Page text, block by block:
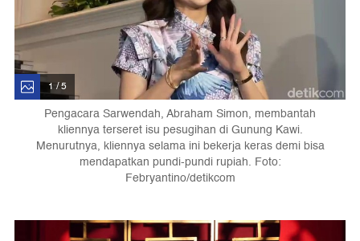
1 / 5
Pengacara Sarwendah, Abraham Simon, membantah
kliennya terseret isu pesugihan di Gunung Kawi.
Menurutnya, kliennya selama ini bekerja keras demi bisa
mendapatkan pundi-pundi rupiah. Foto:
Febryantino/detikcom